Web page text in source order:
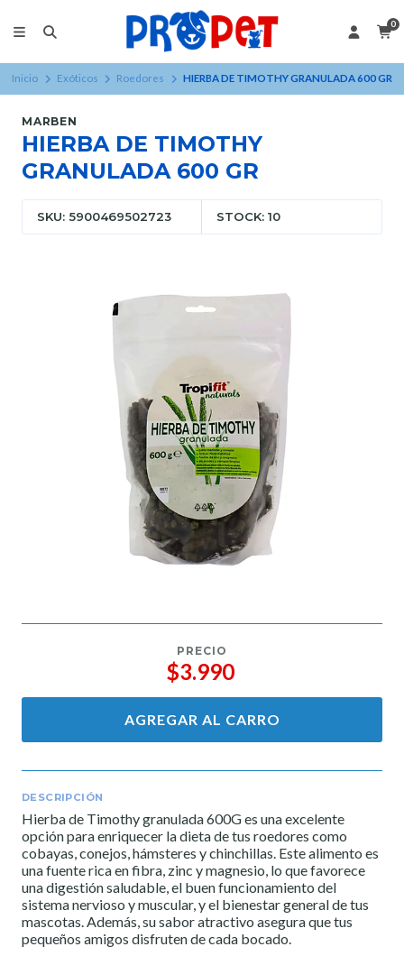
0
Inicio Exóticos Roedores HIERBA DE TIMOTHY GRANULADA 600 GR
MARBEN
HIERBA DE TIMOTHY
GRANULADA 600 GR
SKU: 5900469502723 STOCK: 10
PRECIO
$3.990
AGREGAR AL CARRO
DESCRIPCIÓN
Hierba de Timothy granulada 600G es una excelente
opción para enriquecer la dieta de tus roedores como
cobayas, conejos, hámsteres y chinchillas. Este alimento es
una fuente rica en fibra, zinc y magnesio, lo que favorece
una digestión saludable, el buen funcionamiento del
sistema nervioso y muscular, y el bienestar general de tus
mascotas. Además, su sabor atractivo asegura que tus
pequeños amigos disfruten de cada bocado.